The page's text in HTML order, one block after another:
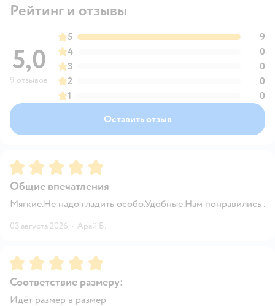
Рейтинг и отзывы
5,0
9 отзывов
5
9
4
0
3
0
2
0
1
0
Оставить отзыв
Рейтинг:5
Общие впечатления
Мягкие.Не надо гладить особо.Удобные.Нам понравились .
03 августа 2026 · Арай Б.
Рейтинг:5
Соответствие размеру:
Идёт размер в размер